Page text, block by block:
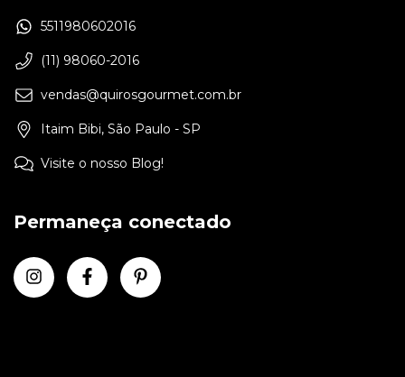
5511980602016
(11) 98060-2016
vendas@quirosgourmet.com.br
Itaim Bibi, São Paulo - SP
Visite o nosso Blog!
Permaneça conectado